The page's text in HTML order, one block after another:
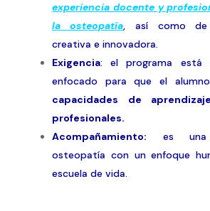
experiencia docente y
la osteopatía, así como de
creativa e innovadora.
Exigencia: el programa está
enfocado para que el
capacidades de
profesionales.
Acompañamiento: es una
osteopatía con un enfoque
escuela de vida.